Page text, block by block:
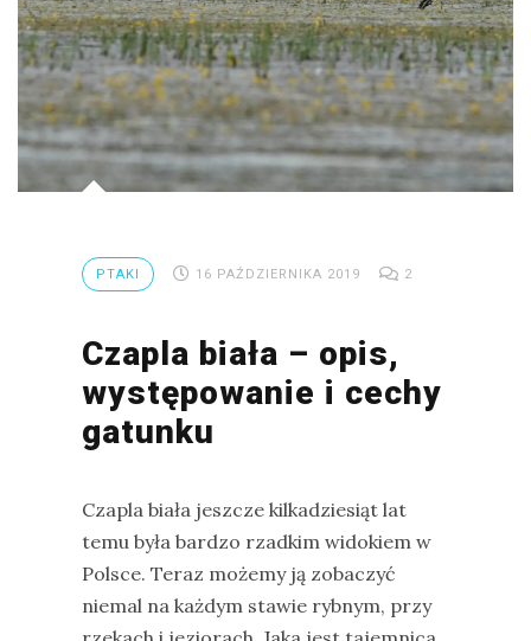
PTAKI 16 PAŹDZIERNIKA 2019 2
Czapla biała – opis,
występowanie i cechy
gatunku
Czapla biała jeszcze kilkadziesiąt lat
temu była bardzo rzadkim widokiem w
Polsce. Teraz możemy ją zobaczyć
niemal na każdym stawie rybnym, przy